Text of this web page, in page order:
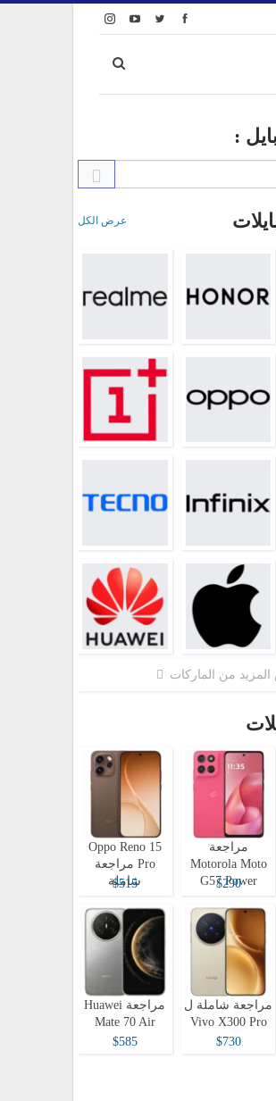
:
عرض الكل
من الماركات
مراجعة
Motorola Moto
G57 Power
$290
Oppo Reno 15
Pro مراجعة
شاملة
$515
مراجعة شاملة ل
Vivo X300 Pro
$730
مراجعة Huawei
Mate 70 Air
$585